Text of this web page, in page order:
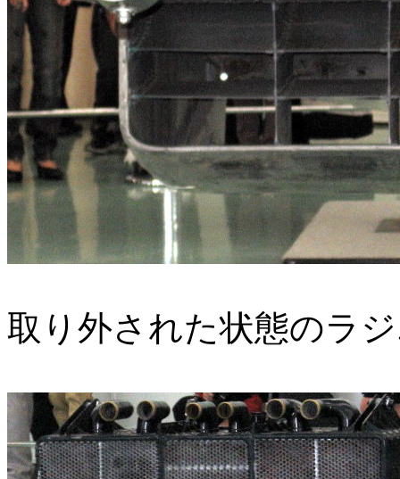
取り外された状態のラ